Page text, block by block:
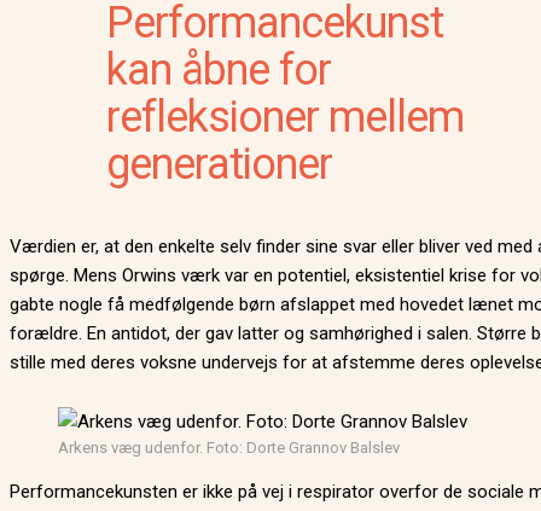
Performancekunst
kan åbne for
refleksioner mellem
generationer
Værdien er, at den enkelte selv finder sine svar eller bliver ved med
spørge. Mens Orwins værk var en potentiel, eksistentiel krise for
gabte nogle få medfølgende børn afslappet med hovedet lænet
forældre. En antidot, der gav latter og samhørighed i salen. Større
stille med deres voksne undervejs for at afstemme deres
Arkens væg udenfor. Foto: Dorte Grannov Balslev
Performancekunsten er ikke på vej i respirator overfor de sociale